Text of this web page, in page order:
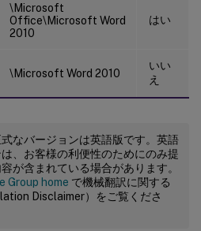
\Microsoft
Office\Microsoft Word
2010
はい
\Microsoft Word 2010
いい
え
なバージョンは英語版です。英語
、お客様の利便性のためにのみ提
が含まれている場合があります。
Group home で機械翻訳に関する
Disclaimer）をご覧くださ